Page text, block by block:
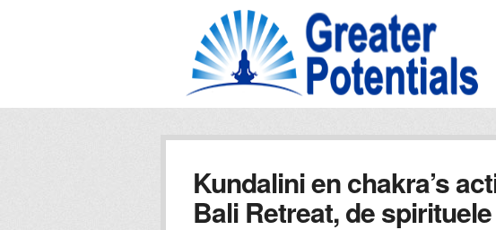
Kundalini en chakra’s
Bali Retreat, de